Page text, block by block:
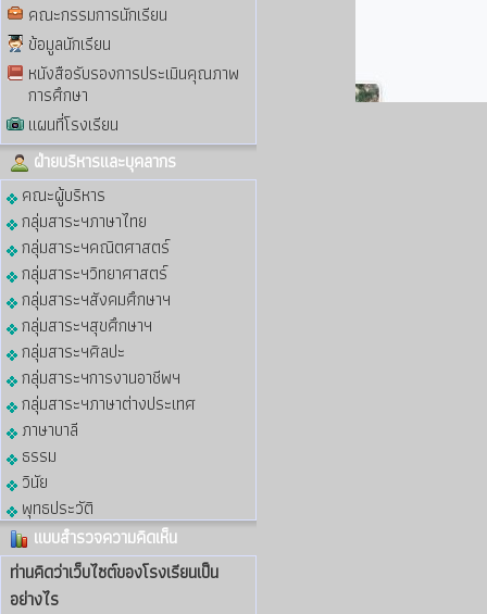
คณะกรรมการนักเรียน
ข้อมูลนักเรียน
หนังสือรับรองการประเมินคุณภาพ
การศึกษา
แผนที่โรงเรียน
ฝ่ายบริหารและบุคลากร
คณะผู้บริหาร
กลุ่มสาระฯภาษาไทย
กลุ่มสาระฯคณิตศาสตร์
กลุ่มสาระฯวิทยาศาสตร์
กลุ่มสาระฯสังคมศึกษาฯ
กลุ่มสาระฯสุขศึกษาฯ
กลุ่มสาระฯศิลปะ
กลุ่มสาระฯการงานอาชีพฯ
กลุ่มสาระฯภาษาต่างประเทศ
ภาษาบาลี
ธรรม
วินัย
พุทธประวัติ
แบบสำรวจความคิดเห็น
ท่านคิดว่าเว็บไซต์ของโรงเรียนเป็น
อย่างไร